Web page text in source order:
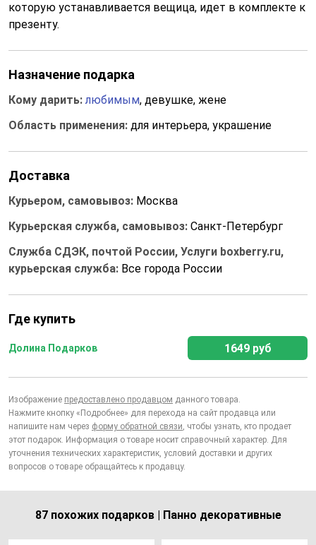
которую устанавливается вещица, идет в комплекте к
презенту.
Назначение подарка
Кому дарить:любимым, девушке, жене
Область применения: для интерьера, украшение
Доставка
Курьером, самовывоз: Москва
Курьерская служба, самовывоз: Санкт-Петербург
Служба СДЭК, почтой России, Услуги boxberry.ru,
курьерская служба: Все города России
Где купить
Долина Подарков 1649 руб
Изображение предоставлено продавцом данного товара.
Нажмите кнопку «Подробнее» для перехода на сайт продавца или
напишите нам через форму обратной связи, чтобы узнать, кто продает
этот подарок. Информация о товаре носит справочный характер. Для
уточнения технических характеристик, условий доставки и других
вопросов о товаре обращайтесь к продавцу.
87 похожих подарков | Панно декоративные